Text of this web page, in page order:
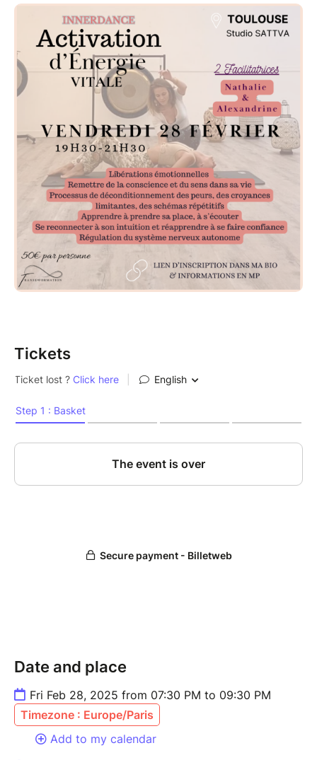
- Libération émotionnelle
- Développement de l’intuition et a tes capacités
extra-sensorielles
- Sensation de paix intérieure
- Reconnection à sa joie
- Autoguérison
- Pouvoir personnel
A très vite :)
Tickets
Date and place
Fri Feb 28, 2025 from 07:30 PM to 09:30 PM
Timezone : Europe/Paris
Add to my calendar